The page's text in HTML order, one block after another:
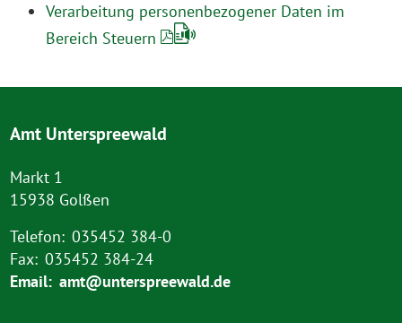
Verarbeitung personenbezogener Daten im
Bereich Steuern
Amt Unterspreewald
Markt 1
15938 Golßen
Telefon: 035452 384-0
Fax: 035452 384-24
Email: amt@unterspreewald.de